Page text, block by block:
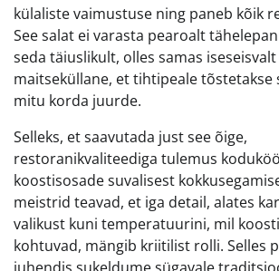
külaliste vaimustuse ning paneb kõik
See salat ei varasta pearoalt
seda täiuslikult, olles samas
maitseküllane, et tihtipeale tõstetakse
mitu korda juurde.
Selleks, et saavutada just see õige,
restoranikvaliteediga tulemus
koostisosade suvalisest
meistrid teavad, et iga detail, alates
valikust kuni temperatuurini, mil
kohtuvad, mängib kriitilist rolli. Selles